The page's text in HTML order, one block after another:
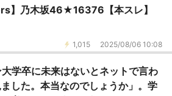
】乃木坂46★16376【本スレ】
1,015 2025/08/06 10:08
大学卒に未来はないとネットで言わ
した。本当なのでしょうか」。学